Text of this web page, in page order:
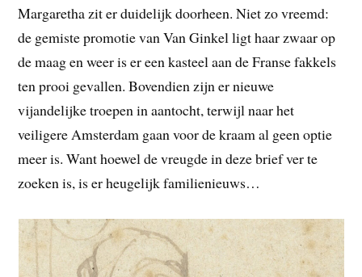
Margaretha zit er duidelijk doorheen. Niet zo vreemd:
de gemiste promotie van Van Ginkel ligt haar zwaar op
de maag en weer is er een kasteel aan de Franse fakkels
ten prooi gevallen. Bovendien zijn er nieuwe
vijandelijke troepen in aantocht, terwijl naar het
veiligere Amsterdam gaan voor de kraam al geen optie
meer is. Want hoewel de vreugde in deze brief ver te
zoeken is, is er heugelijk familienieuws…